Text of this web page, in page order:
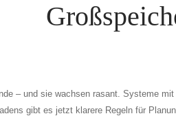
– und sie wachsen rasant. Systeme
gibt es jetzt klarere Regeln für